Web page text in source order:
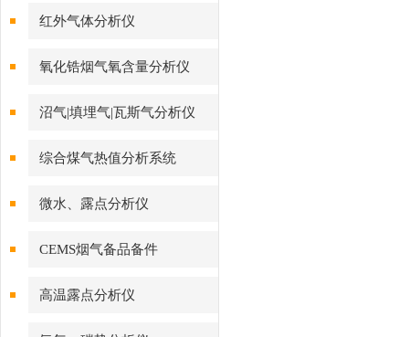
红外气体分析仪
氧化锆烟气氧含量分析仪
沼气|填埋气|瓦斯气分析仪
综合煤气热值分析系统
微水、露点分析仪
CEMS烟气备品备件
高温露点分析仪